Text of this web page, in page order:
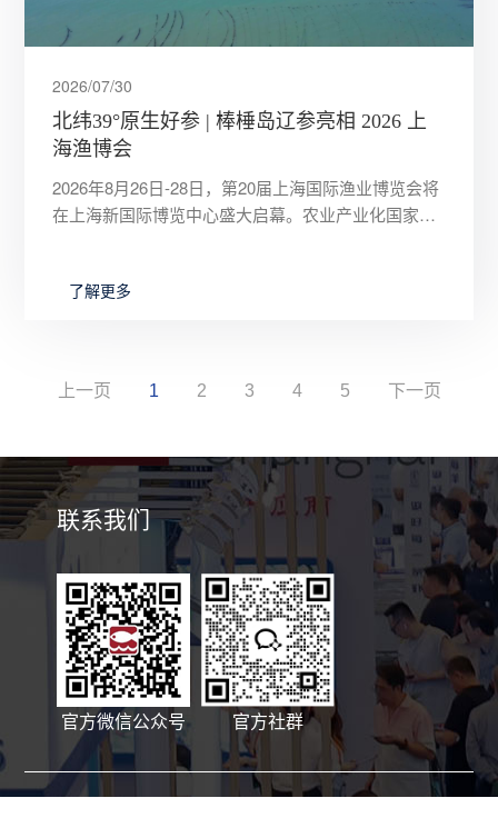
2026/07/30
北纬39°原生好参 | 棒棰岛辽参亮相 2026 上
海渔博会
2026年8月26日-28日，第20届上海国际渔业博览会将
在上海新国际博览中心盛大启幕。农业产业化国家重
了解更多
上一页 1 2 3 4 5 下一页
联系我们
官方微信公众号 官方社群
Copyright © 上海艾歌展览服务有限公司 版权所有